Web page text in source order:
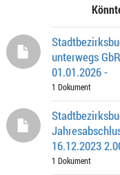
unterwegs
01.01.2026 -
1 Dokument
16.12.2023
1 Dokument